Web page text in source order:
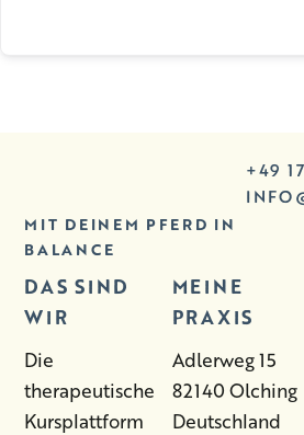
MIT DEINEM PFERD IN
BALANCE
+49
DAS SIND
WIR
Die
therapeutische
Kursplattform
MEINE
PRAXIS
Adlerweg 15
82140 Olching
Deutschland